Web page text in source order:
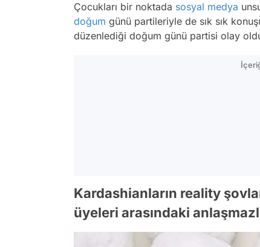
Çocukları bir noktada sosyal medya
doğum günü partileriyle de sık sık
düzenlediği doğum günü partisi olay
Kardashianların reality
üyeleri arasındaki